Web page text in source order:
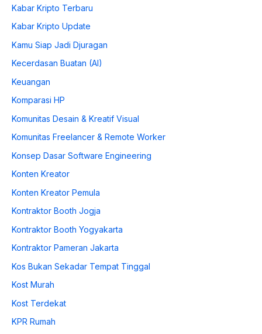
Kabar Kripto Terbaru
Kabar Kripto Update
Kamu Siap Jadi Djuragan
Kecerdasan Buatan (AI)
Keuangan
Komparasi HP
Komunitas Desain & Kreatif Visual
Komunitas Freelancer & Remote Worker
Konsep Dasar Software Engineering
Konten Kreator
Konten Kreator Pemula
Kontraktor Booth Jogja
Kontraktor Booth Yogyakarta
Kontraktor Pameran Jakarta
Kos Bukan Sekadar Tempat Tinggal
Kost Murah
Kost Terdekat
KPR Rumah